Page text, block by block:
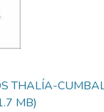
THALÍA-
MB)